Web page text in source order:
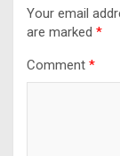
Your email
are marked *
Comment *